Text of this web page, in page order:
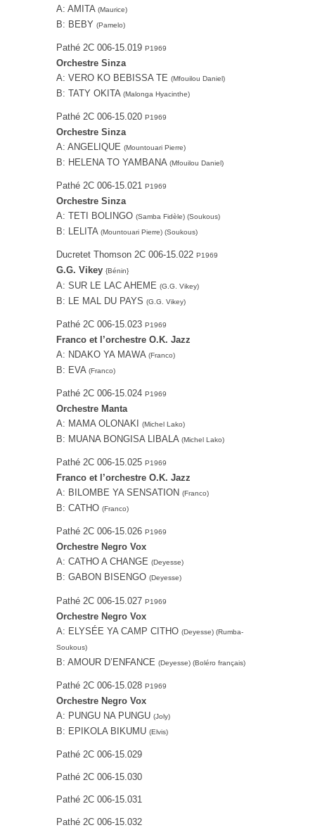
A: AMITA (Maurice)
B: BEBY (Pamelo)
Pathé ‎2C 006-15.019 P1969
Orchestre Sinza
A: VERO KO BEBISSA TE (Mfouilou Daniel)
B: TATY OKITA (Malonga Hyacinthe)
Pathé ‎2C 006-15.020 P1969
Orchestre Sinza
A: ANGELIQUE (Mountouari Pierre)
B: HELENA TO YAMBANA (Mfouilou Daniel)
Pathé 2C 006-15.021 P1969
Orchestre Sinza
A: TETI BOLINGO (Samba Fidèle) (Soukous)
B: LELITA (Mountouari Pierre) (Soukous)
Ducretet Thomson 2C 006-15.022 P1969
G.G. Vikey {Bénin}
A: SUR LE LAC AHEME (G.G. Vikey)
B: LE MAL DU PAYS (G.G. Vikey)
Pathé 2C 006-15.023 P1969
Franco et l’orchestre O.K. Jazz
A: NDAKO YA MAWA (Franco)
B: EVA (Franco)
Pathé 2C 006-15.024 P1969
Orchestre Manta
A: MAMA OLONAKI
(Michel Lako)
B: MUANA BONGISA LIBALA (Michel Lako)
Pathé ‎2C 006-15.025 P1969
Franco et l’orchestre O.K. Jazz
A: BILOMBE YA SENSATION (Franco)
B: CATHO (Franco)
Pathé 2C 006-15.026 P1969
Orchestre Negro Vox
A: CATHO A CHANGE (Deyesse)
B: GABON BISENGO (Deyesse)
Pathé 2C 006-15.027 P1969
Orchestre Negro Vox
A: ELYSÉE YA CAMP CITHO (Deyesse) (Rumba-
Soukous)
B: AMOUR D’ENFANCE (Deyesse) (Boléro français)
Pathé 2C 006-15.028 P1969
Orchestre Negro Vox
A: PUNGU NA PUNGU (Joly)
B: EPIKOLA BIKUMU (Elvis)
Pathé 2C 006-15.029
Pathé 2C 006-15.030
Pathé 2C 006-15.031
Pathé 2C 006-15.032